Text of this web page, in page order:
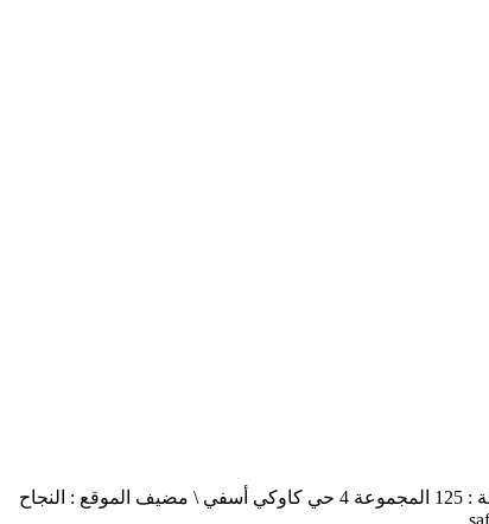
أسفي جنوب safisud صحيفة إلكترونية \ التصريح بالإصدار عدد 03-14 \ مدير النشر : منير الغرنيتي \ الإدارة والتحرير : كنزة المسيتف \ عنوان الصحيفة : 125 المجموعة 4 حي كاوكي أسفي \ مضيف الموقع : النجاح